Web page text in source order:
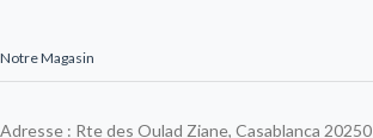
Notre Magasin
Adresse : Rte des Oulad Ziane, Casablanca 20250